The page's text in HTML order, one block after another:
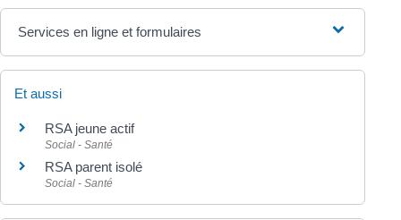
Services en ligne et formulaires
Et aussi
RSA jeune actif
Social - Santé
RSA parent isolé
Social - Santé